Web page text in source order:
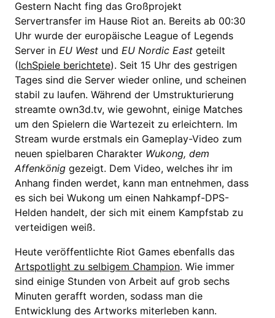
Gestern Nacht fing das Großprojekt
Servertransfer im Hause Riot an. Bereits ab 00:30
Uhr wurde der europäische League of Legends
Server in EU West und EU Nordic East geteilt
(IchSpiele berichtete). Seit 15 Uhr des gestrigen
Tages sind die Server wieder online, und scheinen
stabil zu laufen. Während der Umstrukturierung
streamte own3d.tv, wie gewohnt, einige Matches
um den Spielern die Wartezeit zu erleichtern. Im
Stream wurde erstmals ein Gameplay-Video zum
neuen spielbaren Charakter Wukong, dem
Affenkönig gezeigt. Dem Video, welches ihr im
Anhang finden werdet, kann man entnehmen, dass
es sich bei Wukong um einen Nahkampf-DPS-
Helden handelt, der sich mit einem Kampfstab zu
verteidigen weiß.
Heute veröffentlichte Riot Games ebenfalls das
Artspotlight zu selbigem Champion. Wie immer
sind einige Stunden von Arbeit auf grob sechs
Minuten gerafft worden, sodass man die
Entwicklung des Artworks miterleben kann.